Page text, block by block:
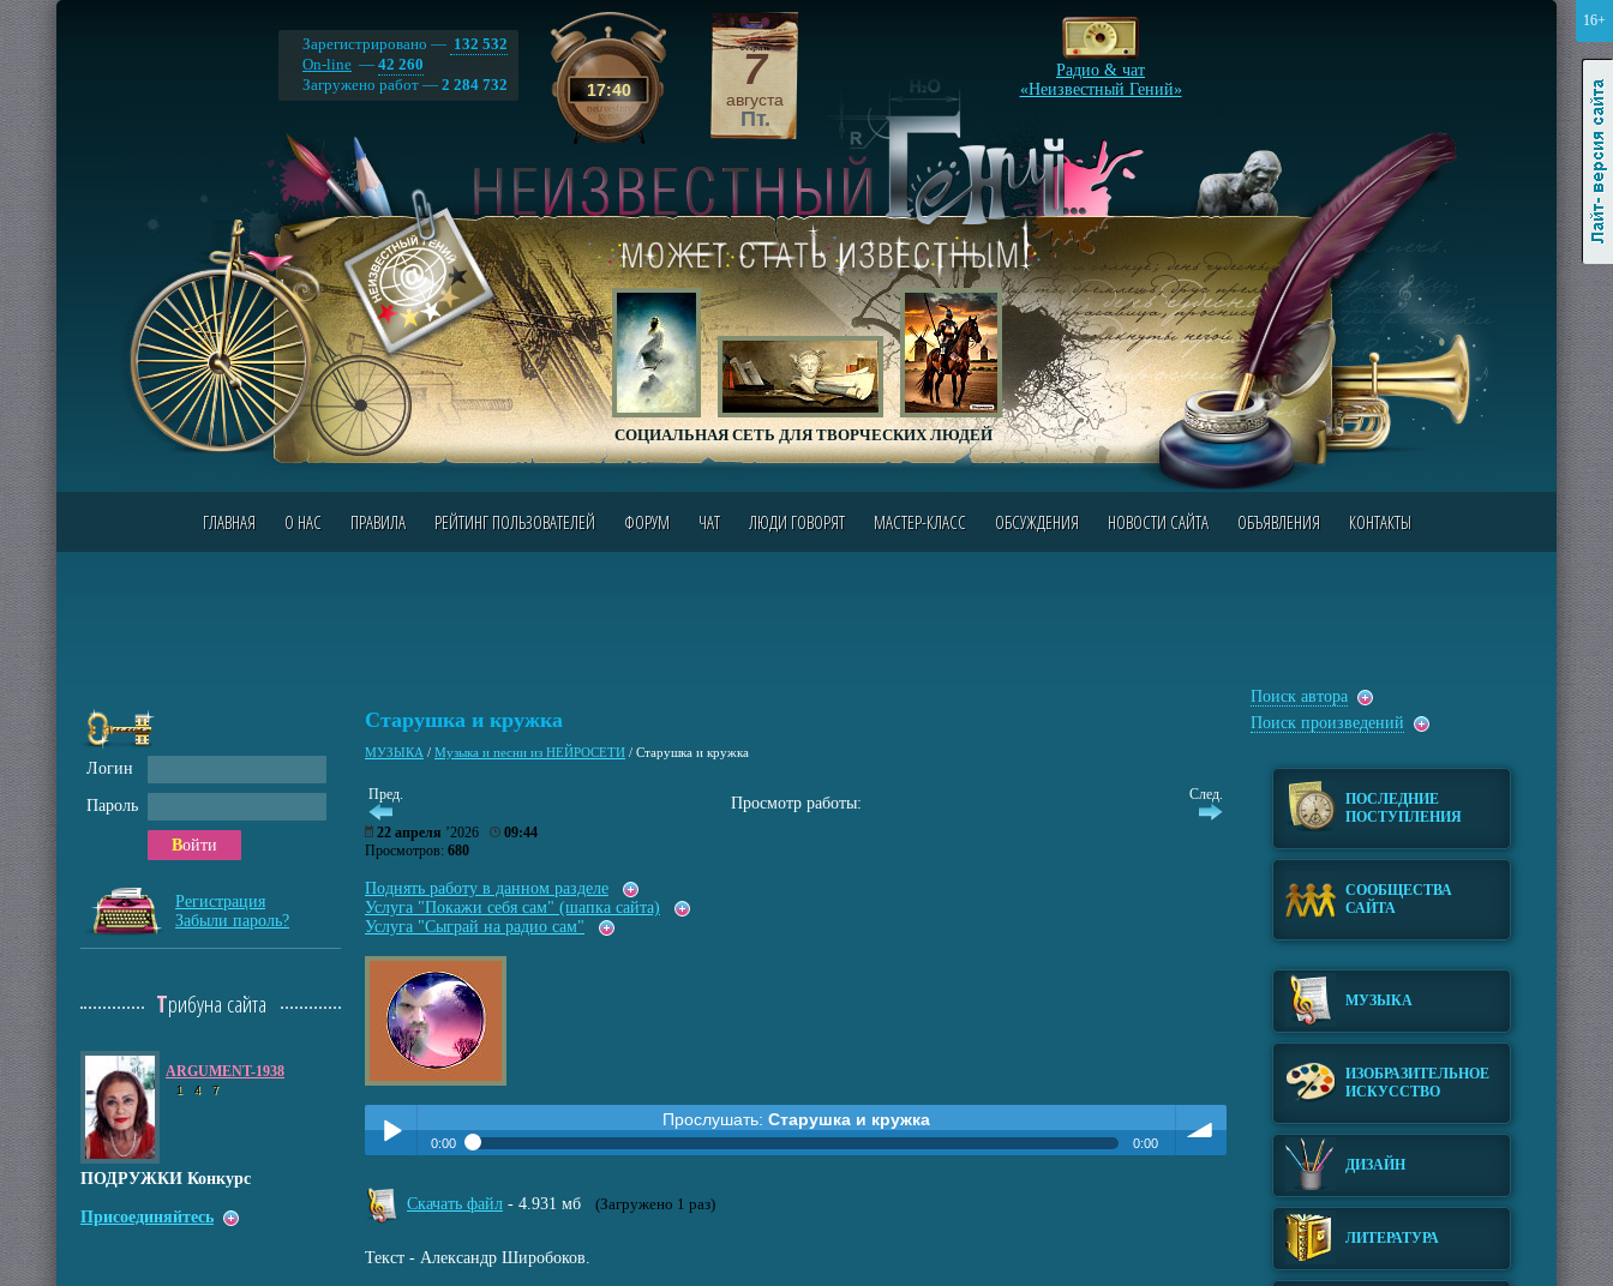
16+
17:40
Зарегистрировано — 132 532
On-line — 42 260
Загружено работ — 2 284 732 7
августа
Пт.
СОЦИАЛЬНАЯ СЕТЬ ДЛЯ ТВОРЧЕСКИХ ЛЮДЕЙ
Радио & чат
«Неизвестный Гений»
ГЛАВНАЯ О НАС ПРАВИЛА РЕЙТИНГ ПОЛЬЗОВАТЕЛЕЙ ФОРУМ ЧАТ ЛЮДИ ГОВОРЯТ МАСТЕР-КЛАСС ОБСУЖДЕНИЯ НОВОСТИ САЙТА ОБЪЯВЛЕНИЯ КОНТАКТЫ
Старушка и кружка
МУЗЫКА / Музыка и песни из НЕЙРОСЕТИ / Старушка и кружка
Пред. Просмотр работы: След.
22 апреля ’2026
09:44
Просмотров: 680
Поднять работу в данном разделе
Услуга "Покажи себя сам" (шапка сайта)
Услуга "Сыграй на радио сам"
Play /
Прослушать: Старушка и кружка
0:00 0:00
Скачать файл - 4.931 мб (Загружено 1 раз)
Текст - Александр Широбоков.
Логин
Пароль
Войти
Регистрация
Забыли пароль?
Трибуна сайта
ARGUMENT-1938
1 4 7
ПОДРУЖКИ Конкурс
Присоединяйтесь
Поиск автора
Поиск произведений
ПОСЛЕДНИЕ
ПОСТУПЛЕНИЯ
СООБЩЕСТВА
САЙТА
МУЗЫКА
ИЗОБРАЗИТЕЛЬНОЕ
ИСКУССТВО
ДИЗАЙН
ЛИТЕРАТУРА